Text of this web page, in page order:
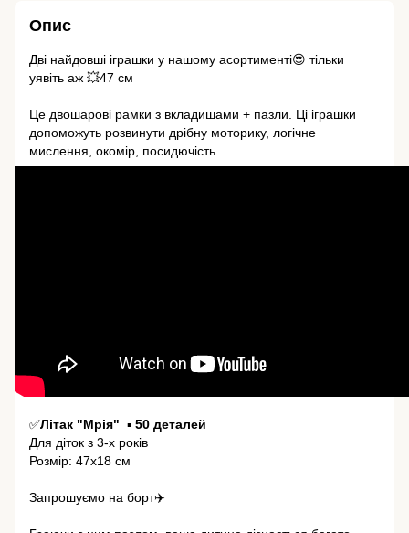
Опис
Дві найдовші іграшки у нашому асортименті😍 тільки
уявіть аж 💥47 см
Це двошарові рамки з вкладишами + пазли. Ці іграшки
допоможуть розвинути дрібну моторику, логічне
мислення, окомір, посидючість.
✅Літак "Мрія" ▪️ 50 деталей
Для діток з 3-х років
Розмір: 47х18 см
Запрошуємо на борт✈️